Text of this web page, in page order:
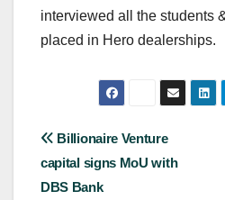
interviewed all the students
placed in Hero dealerships.
Post
navigation
Billionaire Venture
capital signs MoU with
DBS Bank